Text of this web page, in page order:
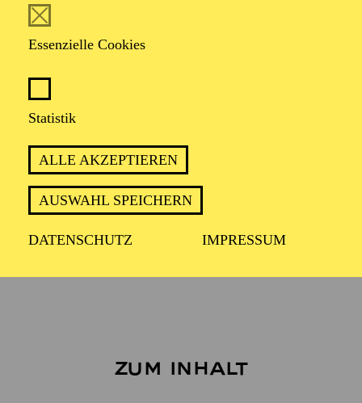
Essenzielle Cookies
Statistik
ALLE AKZEPTIEREN
AUSWAHL SPEICHERN
DATENSCHUTZ IMPRESSUM
WIEDERAUFNAHME
in der Spielzeit 2026/2027
Zum Inhalt